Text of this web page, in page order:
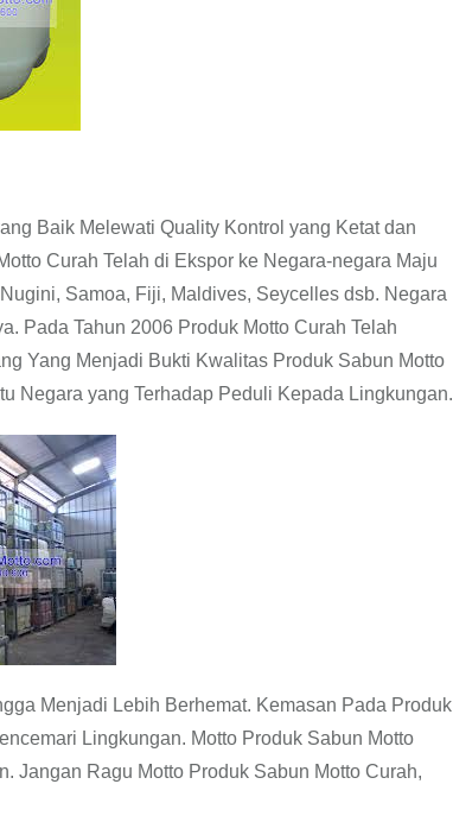
Baik Melewati Quality Kontrol yang Ketat dan
Curah Telah di Ekspor ke Negara-negara Maju
Samoa, Fiji, Maldives, Seycelles dsb. Negara
Pada Tahun 2006 Produk Motto Curah Telah
Yang Menjadi Bukti Kwalitas Produk Sabun Motto
Negara yang Terhadap Peduli Kepada Lingkungan.
Menjadi Lebih Berhemat. Kemasan Pada Produk
Lingkungan. Motto Produk Sabun Motto
Jangan Ragu Motto Produk Sabun Motto Curah,